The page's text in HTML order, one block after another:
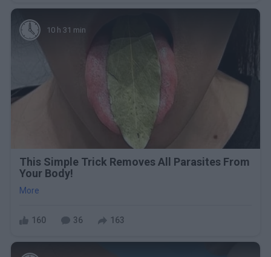
10 h 31 min
This Simple Trick Removes All Parasites From
Your Body!
More
160 36 163